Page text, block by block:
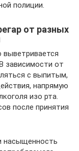
полиции.
от разных
выветривается
зависимости от
с выпитым,
напрямую
изо рта.
после принятия
насыщенность